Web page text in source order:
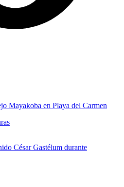
Mayakoba en Playa del Carmen
César Gastélum durante